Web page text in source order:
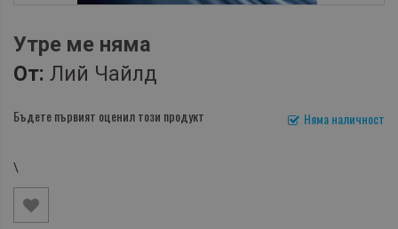
Утре ме няма
От: Лий Чайлд
Няма наличност
Бъдете първият оценил този продукт
\